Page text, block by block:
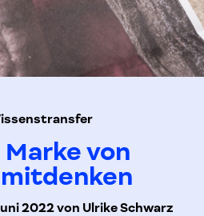
von
2022 von Ulrike Schwarz